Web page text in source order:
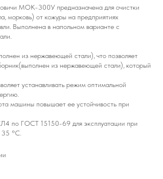
МОК-300У предназначена для очистки
морковь) от кожуры на предприятиях
Выполнена в напольном варианте с
из нержавеющей стали), что позволяет
из нержавеющей стали), который
устанавливать режим оптимальной
машины повышает ее устойчивость при
по ГОСТ 15150-69 для эксплуатации при
35 °С.